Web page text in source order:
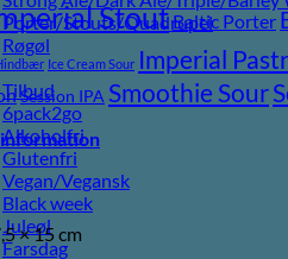
Porter/Stouts/Quadrupel
Røgøl
Tilbud
6pack2go
Alkoholfri
Glutenfri
Vegan/Vegansk
Black week
Juleøl
Farsdag
StoutBaltic Porter
Ice Cream Sour Imperial
Session IPA Smoothie Sour
× 15 cm